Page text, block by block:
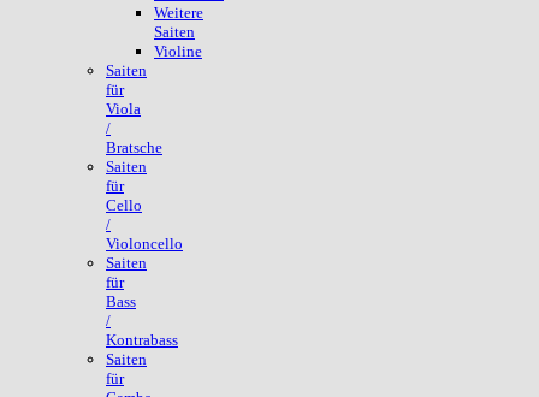
Weitere
Saiten
Violine
Saiten
für
Viola
/
Bratsche
Saiten
für
Cello
/
Violoncello
Saiten
für
Bass
/
Kontrabass
Saiten
für